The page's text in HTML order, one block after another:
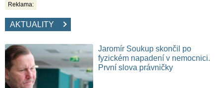
Reklama:
AKTUALITY
Jaromír Soukup skončil po
fyzickém napadení v nemocnici.
První slova právničky